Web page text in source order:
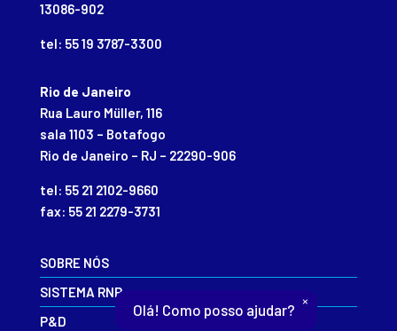
13086-902
tel: 55 19 3787-3300
Rio de Janeiro
Rua Lauro Müller, 116
sala 1103 – Botafogo
Rio de Janeiro – RJ – 22290-906
tel: 55 21 2102-9660
fax: 55 21 2279-3731
SOBRE NÓS
SISTEMA RNP
P&D
Olá! Como posso ajudar?
×